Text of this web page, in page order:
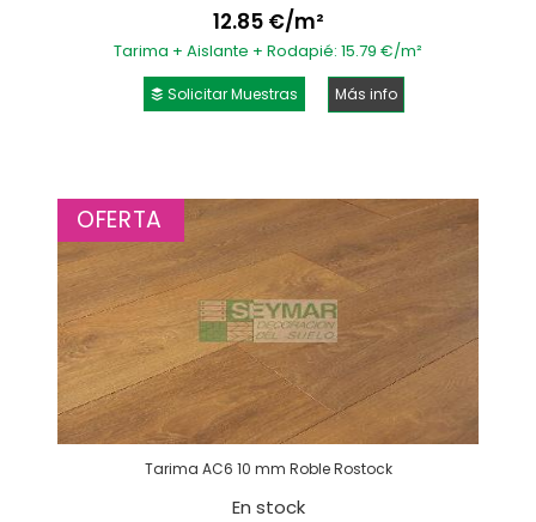
12.85 €/m²
Tarima + Aislante + Rodapié: 15.79 €/m²
Solicitar Muestras Más info
OFERTA
Tarima AC6 10 mm Roble Rostock
En stock